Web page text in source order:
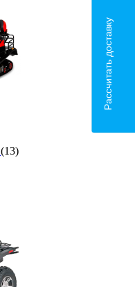
(13)
Рассчитать доставку